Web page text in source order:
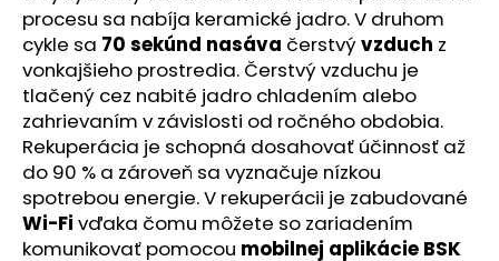
procesu sa nabíja keramické jadro. V druhom
cykle sa 70 sekúnd nasáva čerstvývzduch z
vonkajšieho prostredia. Čerstvý vzduchu je
tlačený cez nabité jadro chladením alebo
zahrievaním v závislosti od ročného obdobia.
Rekuperácia je schopná dosahovať účinnosť až
do 90 % a zároveň sa vyznačuje nízkou
spotrebou energie. V rekuperácii je zabudované
Wi-Fi vďaka čomu môžete so zariadením
komunikovať pomocou mobilnej aplikácie BSK
O
d
p
o
r
ú
č
a
m
e